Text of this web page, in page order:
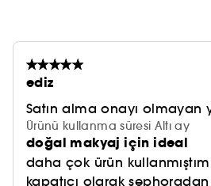
ediz
Satın alma onayı olmayan
Ürünü kullanma süresi Altı ay
doğal makyaj için ideal
daha çok ürün
kapatıcı olarak